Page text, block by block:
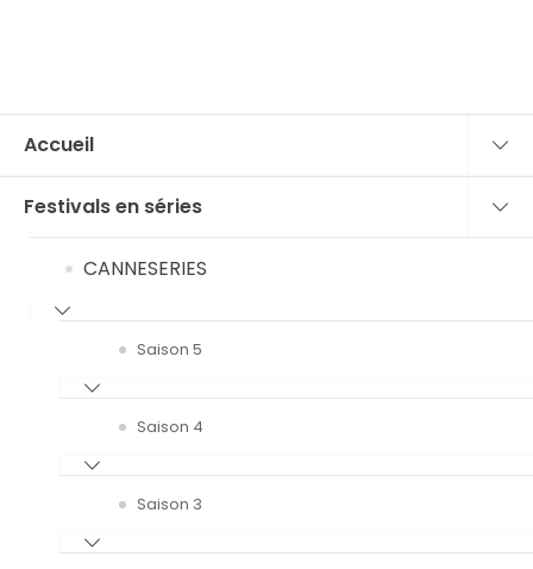
Accueil
Festivals en séries
CANNESERIES
Saison 5
Saison 4
Saison 3